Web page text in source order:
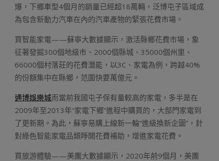
爆，下鄉車型4個月的銷量已經超18萬輛，泛博屯子區域成
為包含新動力汽車在內的汽車產物的緊張花費市場。
買智能家電——蘇寧大數據顯示，激活縣鄉花費市場，象
征著發掘300個地級市、2000個縣城、35000個州里、
66000個村落莊的花費潛能，以3C、家電為例，跨越40%
的份額集中在縣鄉，范圍快要萬億元。
通博娛樂城而當前我國屯子保有量較高的家電，多半是在
2009年至2013年“家電下鄉”進程中購買的，大部門家電到
了更新期。為此，蘇寧易購上線新一輪“進級換新企圖”，針
對綠色智能家電品類睜開花費補助，增進家電花費。
買旅游體驗——美團大數據顯示，2020年前9個月，美團